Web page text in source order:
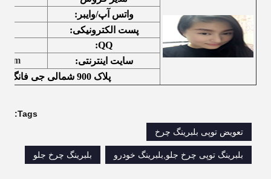
واتس آپ/وایبر:
پست الکترونیکی:
QQ:
سایت اینترنتی:
پلاک 900 شمالی جی فانگ جاده Wuxi Jiangsu چین
Tags:
تعویض توپی بلبرینگ چرخ
بلبرینگ توپی چرخ جلو,بلبرینگ خودرو بلبرینگ چرخ جلو